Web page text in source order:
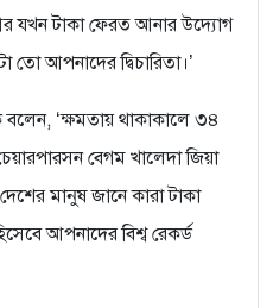
যখন টাকা ফেরত আনার উদ্যোগ
আপনাদের দ্বিচারিতা।’
‌‘ক্ষমতায় থাকাকালে ৩৪
বেগম খালেদা জিয়া
মানুষ জানে কারা টাকা
আপনাদের বিশ্ব রেকর্ড